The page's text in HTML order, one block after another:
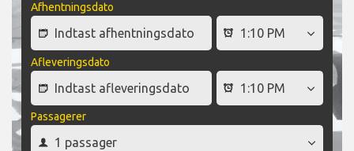
Afhentningsdato
Afleveringsdato
Passagerer